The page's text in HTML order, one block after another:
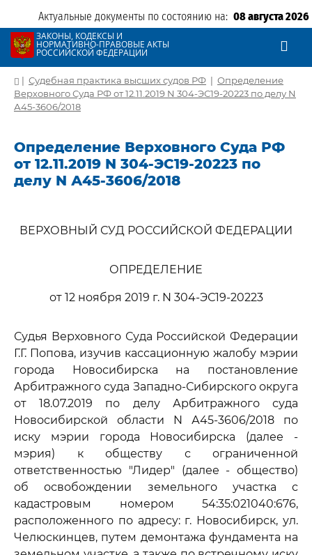
Актуальные документы по состоянию на: 08 августа 2026
ЗАКОНЫ, КОДЕКСЫ И
НОРМАТИВНО-ПРАВОВЫЕ АКТЫ
РОССИЙСКОЙ ФЕДЕРАЦИИ
| Судебная практика высших судов РФ | Определение
Верховного Суда РФ от 12.11.2019 N 304-ЭС19-20223 по делу N
А45-3606/2018
Определение Верховного Суда РФ
от 12.11.2019 N 304-ЭС19-20223 по
делу N А45-3606/2018
ВЕРХОВНЫЙ СУД РОССИЙСКОЙ ФЕДЕРАЦИИ
ОПРЕДЕЛЕНИЕ
от 12 ноября 2019 г. N 304-ЭС19-20223
Судья Верховного Суда Российской Федерации
Г.Г. Попова, изучив кассационную жалобу мэрии
города Новосибирска на постановление
Арбитражного суда Западно-Сибирского округа
от 18.07.2019 по делу Арбитражного суда
Новосибирской области N А45-3606/2018 по
иску мэрии города Новосибирска (далее -
мэрия) к обществу с ограниченной
ответственностью "Лидер" (далее - общество)
об освобождении земельного участка с
кадастровым номером 54:35:021040:676,
расположенного по адресу: г. Новосибирск, ул.
Челюскинцев, путем демонтажа фундамента на